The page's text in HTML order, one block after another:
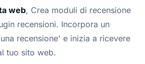
web, Crea moduli di recensione
recensioni. Incorpora un
recensione' e inizia a ricevere
tuo sito web.